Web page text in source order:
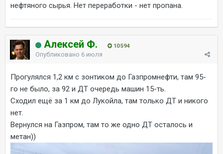
нефтяного сырья. Нет переработки - нет пропана.
Алексей Ф. 10 594
Опубликовано 6 июля
Прогулялся 1,2 км с зонтиком до Газпромнефти, там 95-
го не было, за 92 и ДТ очередь машин 15-ть.
Сходил ещё за 1 км до Лукойла, там только ДТ и никого
нет.
Вернулся на Газпром, там то же одно ДТ осталось и
метан))